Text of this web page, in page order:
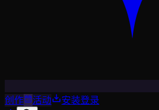
创作 活动 安装登录